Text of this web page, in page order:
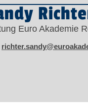
Euro Akademie